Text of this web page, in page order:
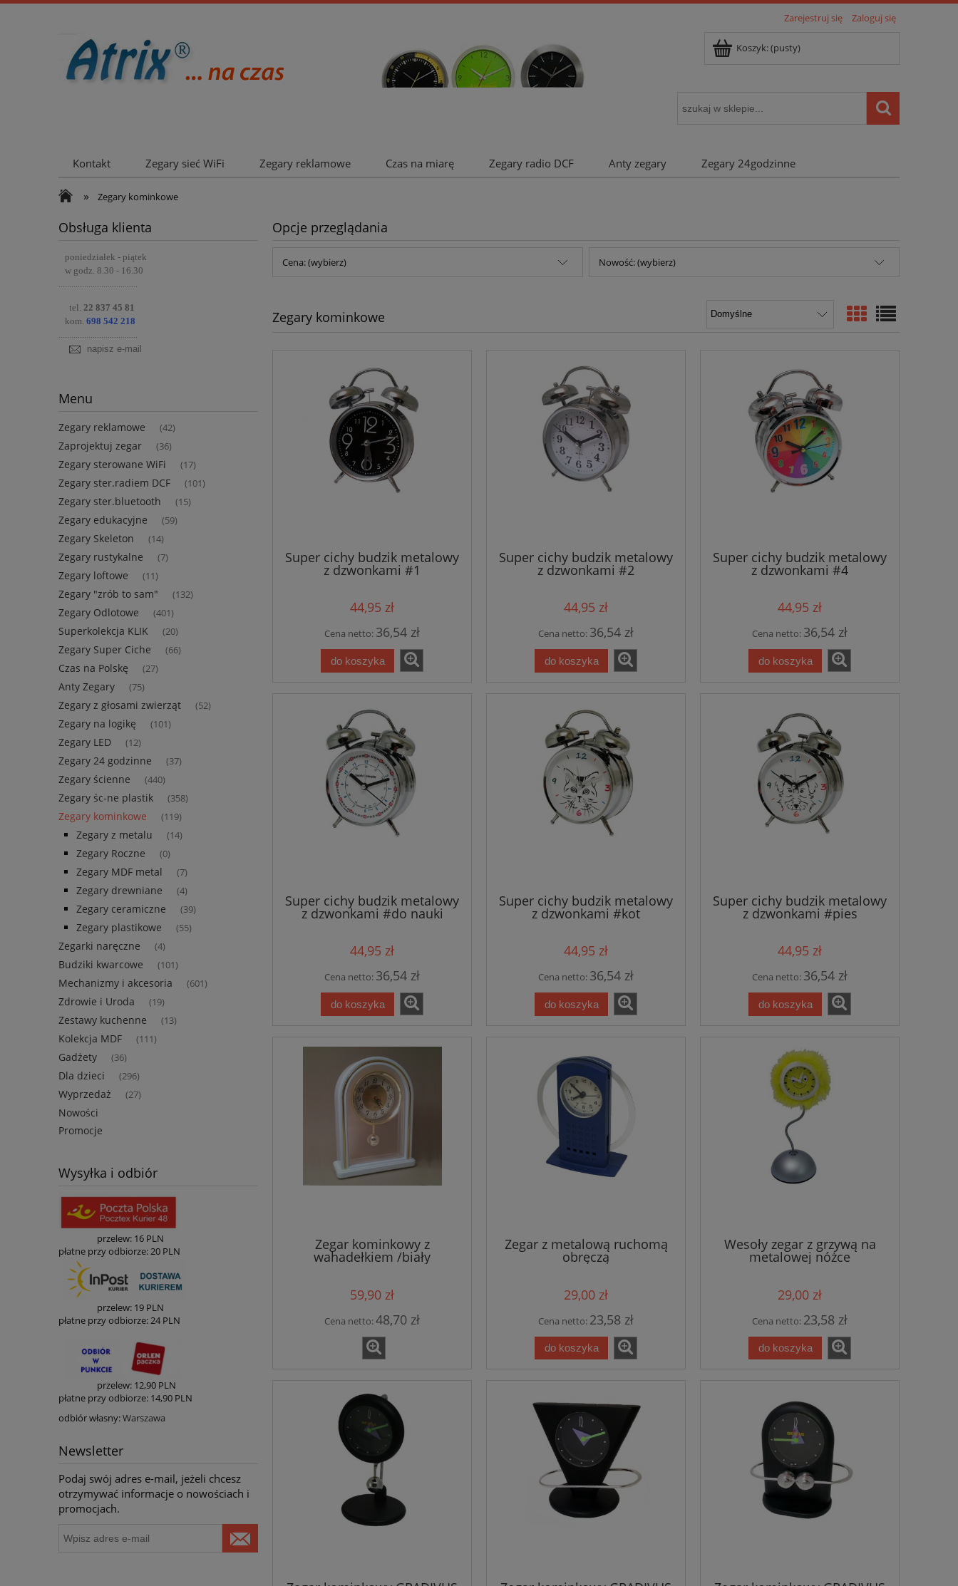
Zarejestruj się Zaloguj się
Koszyk:(pusty)
Kontakt Zegary sieć WiFi Zegary reklamowe Czas na miarę Zegary radio DCF Anty zegary
Zegary 24godzinne
Współpraca
» Zegary kominkowe
Obsługa klienta
poniedziałek - piątek
w godz. 8.30 - 16.30
tel. 22 837 45 81
kom. 698 542 218
napisz e-mail
Menu
Zegary reklamowe (42)
Zaprojektuj zegar (36)
Zegary sterowane WiFi (17)
Zegary ster.radiem DCF (101)
Zegary ster.bluetooth (15)
Zegary edukacyjne (59)
Zegary Skeleton (14)
Zegary rustykalne (7)
Zegary loftowe (11)
Zegary "zrób to sam" (132)
Zegary Odlotowe (401)
Superkolekcja KLIK (20)
Zegary Super Ciche (66)
Czas na Polskę (27)
Anty Zegary (75)
Zegary z głosami zwierząt (52)
Zegary na logikę (101)
Zegary LED (12)
Zegary 24 godzinne (37)
Zegary ścienne (440)
Zegary śc-ne plastik (358)
Zegary kominkowe (119)
Zegary z metalu (14)
Zegary Roczne (0)
Zegary MDF metal (7)
Zegary drewniane (4)
Zegary ceramiczne (39)
Zegary plastikowe (55)
Zegarki naręczne (4)
Budziki kwarcowe (101)
Mechanizmy i akcesoria (601)
Zdrowie i Uroda (19)
Zestawy kuchenne (13)
Kolekcja MDF (111)
Gadżety (36)
Dla dzieci (296)
Wyprzedaż (27)
Nowości
Promocje
Wysyłka i odbiór
przelew: 16 PLN
płatne przy odbiorze: 20 PLN
przelew: 19 PLN
płatne przy odbiorze:24 PLN
przelew: 12,90 PLN
płatne przy odbiorze: 14,90 PLN
odbiór własny:Warszawa
Newsletter
Podaj swój adres e-mail, jeżeli chcesz
otrzymywać informacje o nowościach i
promocjach.
Opcje przeglądania
Cena: (wybierz) Nowość: (wybierz)
Zegary kominkowe
Super cichy budzik metalowy
z dzwonkami #1
44,95 zł
Cena netto: 36,54 zł
do koszyka
Super cichy budzik metalowy
z dzwonkami #2
44,95 zł
Cena netto: 36,54 zł
do koszyka
Super cichy budzik metalowy
z dzwonkami #4
44,95 zł
Cena netto: 36,54 zł
do koszyka
Super cichy budzik metalowy
z dzwonkami #do nauki
44,95 zł
Cena netto: 36,54 zł
do koszyka
Super cichy budzik metalowy
z dzwonkami #kot
44,95 zł
Cena netto: 36,54 zł
do koszyka
Super cichy budzik metalowy
z dzwonkami #pies
44,95 zł
Cena netto: 36,54 zł
do koszyka
Zegar kominkowy z
wahadełkiem /biały
59,90 zł
Cena netto:48,70 zł
Zegar z metalową ruchomą
obręczą
29,00 zł
Cena netto: 23,58 zł
do koszyka
Wesoły zegar z grzywą na
metalowej nóżce
29,00 zł
Cena netto: 23,58 zł
do koszyka